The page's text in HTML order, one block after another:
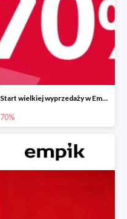
Start wielkiej wyprzedaży w Empiku do -70%
70%